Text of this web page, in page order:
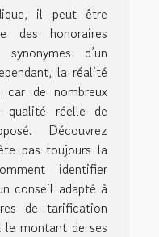
il peut être
des honoraires
d’un
la réalité
de nombreux
qualité réelle de
Découvrez
pas toujours la
identifier
conseil adapté à
de tarification
le montant de ses